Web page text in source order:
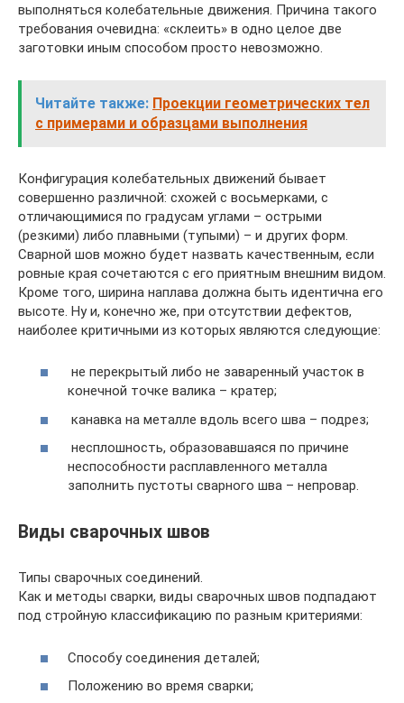
выполняться колебательные движения. Причина такого
требования очевидна: «склеить» в одно целое две
заготовки иным способом просто невозможно.
Читайте также: Проекции геометрических тел
с примерами и образцами выполнения
Конфигурация колебательных движений бывает
совершенно различной: схожей с восьмерками, с
отличающимися по градусам углами – острыми
(резкими) либо плавными (тупыми) – и других форм.
Сварной шов можно будет назвать качественным, если
ровные края сочетаются с его приятным внешним видом.
Кроме того, ширина наплава должна быть идентична его
высоте. Ну и, конечно же, при отсутствии дефектов,
наиболее критичными из которых являются следующие:
не перекрытый либо не заваренный участок в
конечной точке валика – кратер;
канавка на металле вдоль всего шва – подрез;
несплошность, образовавшаяся по причине
неспособности расплавленного металла
заполнить пустоты сварного шва – непровар.
Виды сварочных швов
Типы сварочных соединений.
Как и методы сварки, виды сварочных швов подпадают
под стройную классификацию по разным критериями:
Способу соединения деталей;
Положению во время сварки;